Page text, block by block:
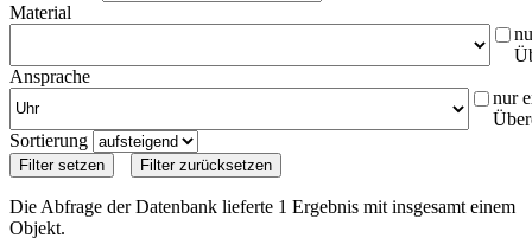
Material
Ansprache
nur
Sortierung
Die Abfrage der Datenbank lieferte 1 Ergebnis mit insgesamt einem
Objekt.